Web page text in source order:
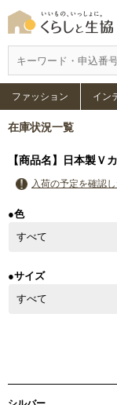
ファッション イン
在庫状況一覧
【商品名】日本製Ｖ
入荷の予定を確認し
●色
●サイズ